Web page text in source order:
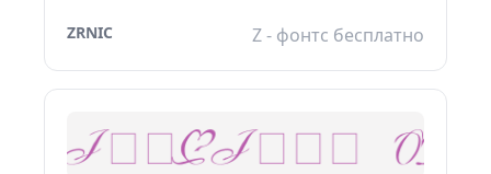
ZRNIC Z - фонтс бесплатно